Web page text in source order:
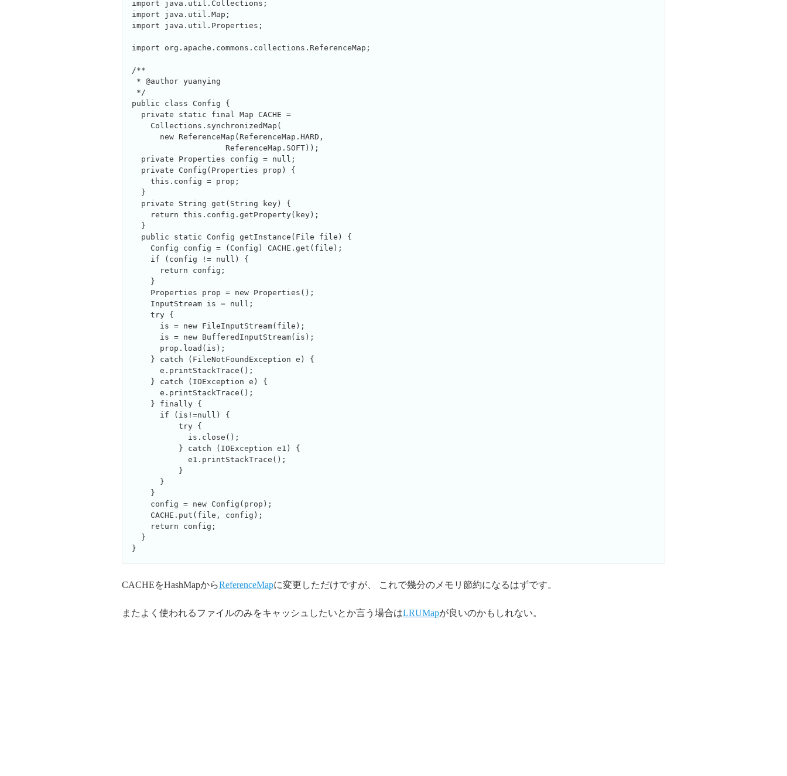
import java.util.Collections;
import java.util.Map;
import java.util.Properties;
import org.apache.commons.collections.ReferenceMap;
/**
* @author yuanying
*/
public class Config {
  private static final Map CACHE =
    Collections.synchronizedMap(
      new ReferenceMap(ReferenceMap.HARD,
                    ReferenceMap.SOFT));
  private Properties config = null;
  private Config(Properties prop) {
    this.config = prop;
  }
  private String get(String key) {
    return this.config.getProperty(key);
  }
  public static Config getInstance(File file) {
    Config config = (Config) CACHE.get(file);
    if (config != null) {
      return config;
    }
    Properties prop = new Properties();
    InputStream is = null;
    try {
      is = new FileInputStream(file);
      is = new BufferedInputStream(is);
      prop.load(is);
    } catch (FileNotFoundException e) {
      e.printStackTrace();
    } catch (IOException e) {
      e.printStackTrace();
    } finally {
      if (is!=null) {
          try {
            is.close();
          } catch (IOException e1) {
            e1.printStackTrace();
          }
      }
    }
    config = new Config(prop);
    CACHE.put(file, config);
    return config;
  }
}
CACHEをHashMapからReferenceMapに変更しただけですが、 これで幾分のメモリ節約になるはずです。
またよく使われるファイルのみをキャッシュしたいとか言う場合はLRUMapが良いのかもしれない。